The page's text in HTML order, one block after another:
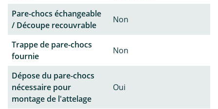
Pare-chocs échangeable
/ Découpe recouvrable
Non
Trappe de pare-chocs
fournie
Non
Dépose du pare-chocs
nécessaire pour
montage de l'attelage
Oui